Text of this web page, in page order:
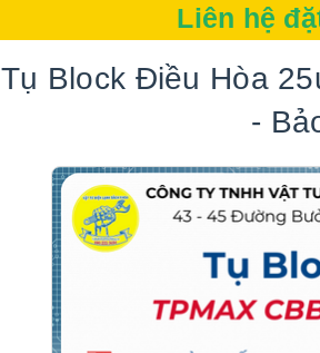
Liên hệ
Tụ Block Điều Hòa
-